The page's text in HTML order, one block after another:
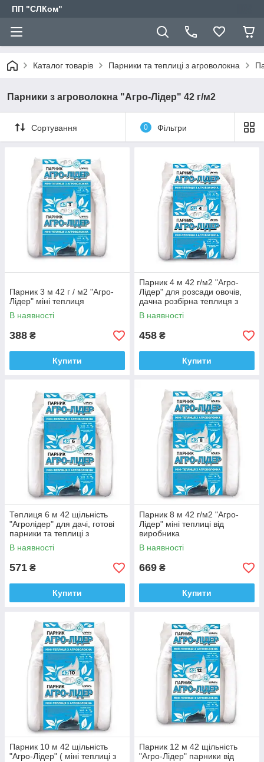
ПП "СЛКом"
Каталог товарів Парники та теплиці з агроволокна
Парники з агроволокна "Агро-Лідер" 42 г/м2
Сортування 0 Фільтри
Парник 3 м 42 г / м2 "Агро-
Лідер" міні теплиця
В наявності
388 ₴
Купити
Парник 4 м 42 г/м2 "Агро-
Лідер" для розсади овочів,
дачна розбірна теплиця з
спанбонду
В наявності
458 ₴
Купити
Теплиця 6 м 42 щільність
"Агролідер" для дачі, готові
парники та теплиці з
агроволокна
В наявності
571 ₴
Купити
Парник 8 м 42 г/м2 "Агро-
Лідер" міні теплиці від
виробника
В наявності
669 ₴
Купити
Парник 10 м 42 щільність
"Агро-Лідер" ( міні теплиці з
Парник 12 м 42 щільність
"Агро-Лідер" парники від